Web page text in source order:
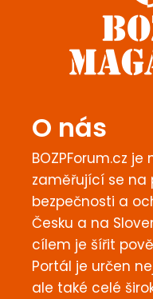
O nás
BOZPForum.cz
zaměřující se na
bezpečnosti a
Česku a na
cílem je šířit
Portál je určen
ale také celé